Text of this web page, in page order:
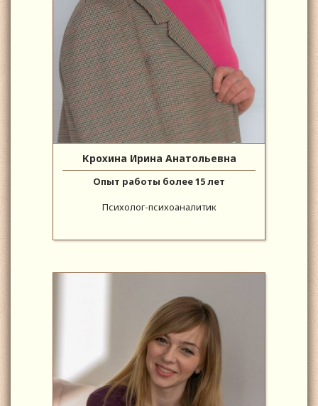
Крохина Ирина Анатольевна
Опыт работы более 15 лет
Психолог-психоаналитик